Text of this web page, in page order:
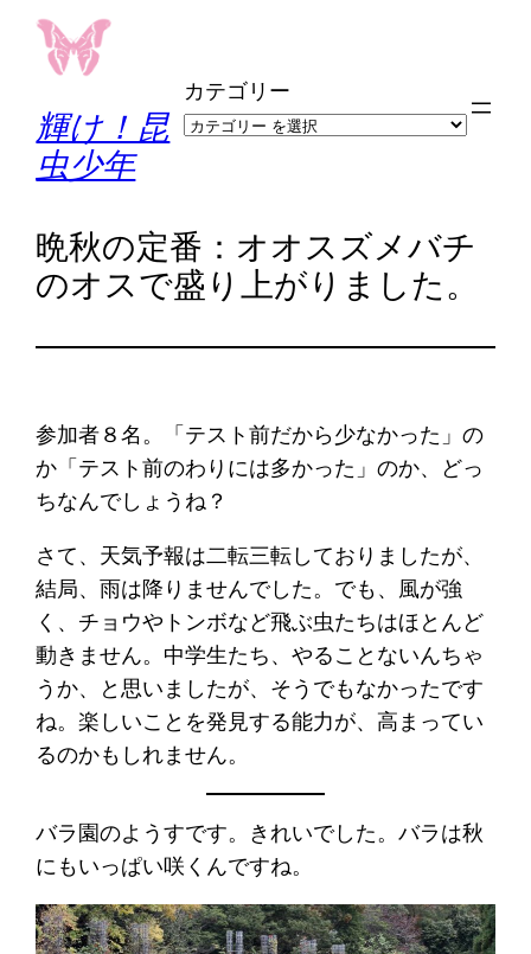
輝け！昆
虫少年
カテゴリー
晩秋の定番：オオスズメバチ
のオスで盛り上がりました。
参加者８名。「テスト前だから少なかった」の
か「テスト前のわりには多かった」のか、どっ
ちなんでしょうね？
さて、天気予報は二転三転しておりましたが、
結局、雨は降りませんでした。でも、風が強
く、チョウやトンボなど飛ぶ虫たちはほとんど
動きません。中学生たち、やることないんちゃ
うか、と思いましたが、そうでもなかったです
ね。楽しいことを発見する能力が、高まってい
るのかもしれません。
バラ園のようすです。きれいでした。バラは秋
にもいっぱい咲くんですね。